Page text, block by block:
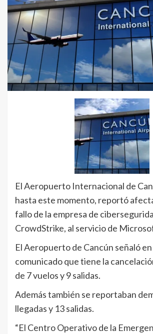
El Aeropuerto Internacional de
hasta este momento, reportó
fallo de la empresa de
CrowdStrike, al servicio de
El Aeropuerto de Cancún señaló
comunicado que tiene la
de 7 vuelos y 9 salidas.
Además también se reportaban
llegadas y 13 salidas.
“El Centro Operativo de la